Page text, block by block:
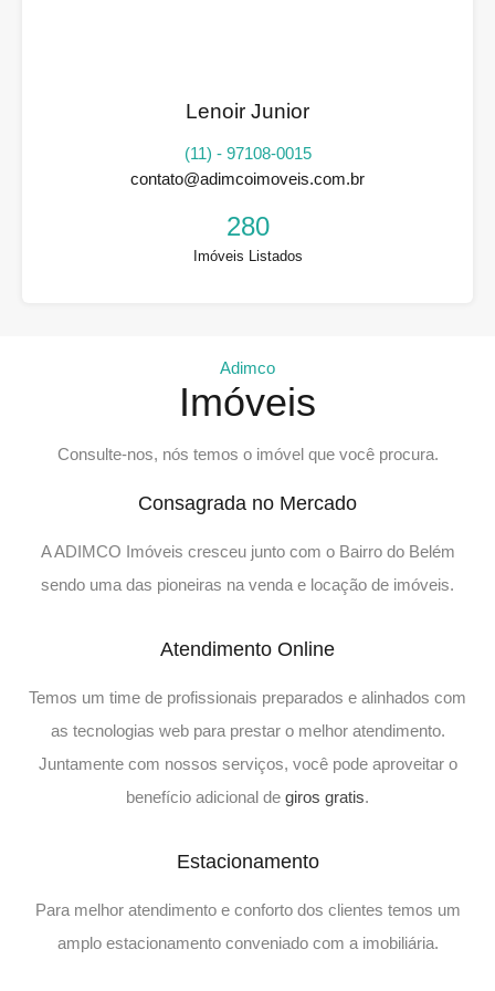
Lenoir Junior
(11) - 97108-0015
contato@adimcoimoveis.com.br
280
Imóveis Listados
Adimco
Imóveis
Consulte-nos, nós temos o imóvel que você procura.
Consagrada no Mercado
A ADIMCO Imóveis cresceu junto com o Bairro do Belém
sendo uma das pioneiras na venda e locação de imóveis.
Atendimento Online
Temos um time de profissionais preparados e alinhados com
as tecnologias web para prestar o melhor atendimento.
Juntamente com nossos serviços, você pode aproveitar o
benefício adicional de giros gratis.
Estacionamento
Para melhor atendimento e conforto dos clientes temos um
amplo estacionamento conveniado com a imobiliária.